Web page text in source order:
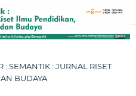
: SEMANTIK : JURNAL RISET
BUDAYA